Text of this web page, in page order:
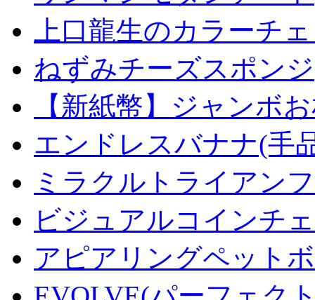
上口龍生のカラーチ
ねずみチーズスポンジ
【新紙幣】ジャンボ
エンドレスバナナ(手
ミラクルトライアン
ビジュアルコインチ
アピアリングペット